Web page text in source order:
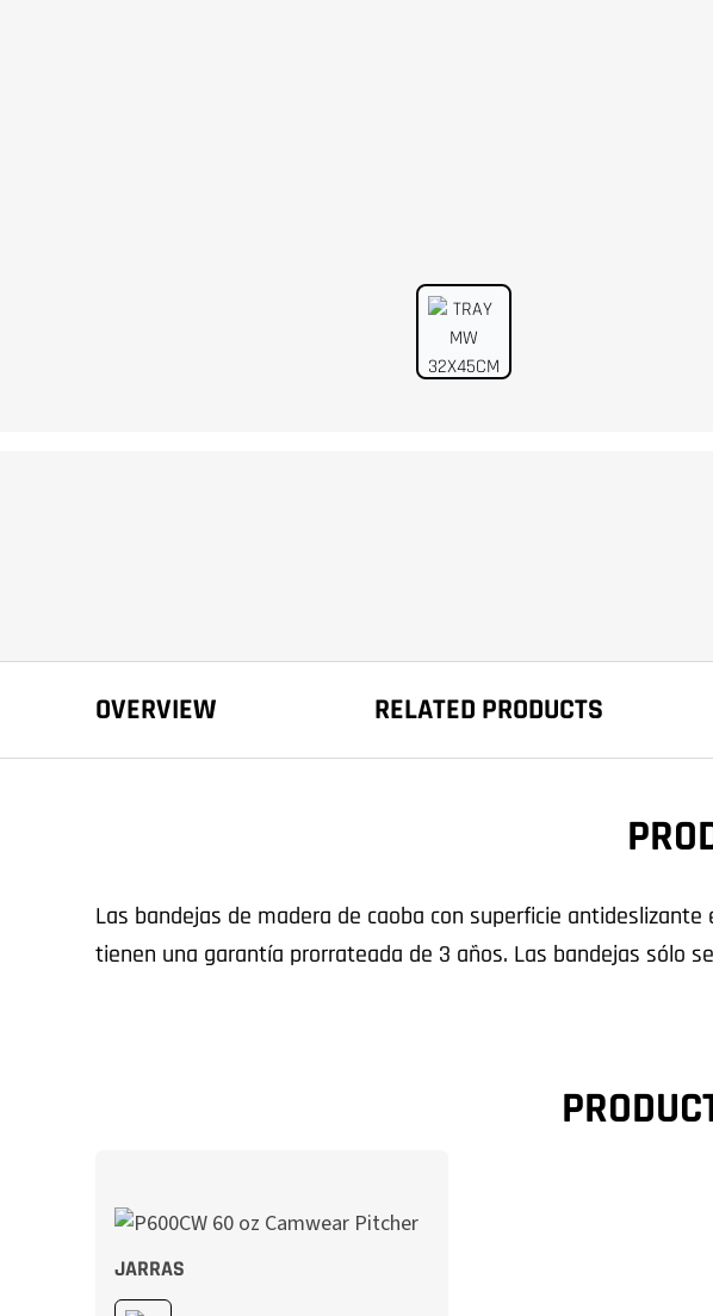
OVERVIEW RELATED PRODUCTS
Las bandejas de madera de caoba con superficie
tienen una garantía prorrateada de 3 años. Las bandejas sólo
JARRAS